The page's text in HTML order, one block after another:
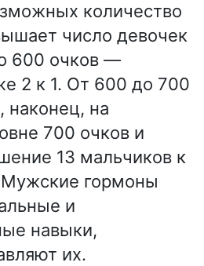
количество
число девочек
600 очков —
2 к 1. От 600 до 700
наконец, на
700 очков и
13 мальчиков к
гормоны
и
навыки,
их.